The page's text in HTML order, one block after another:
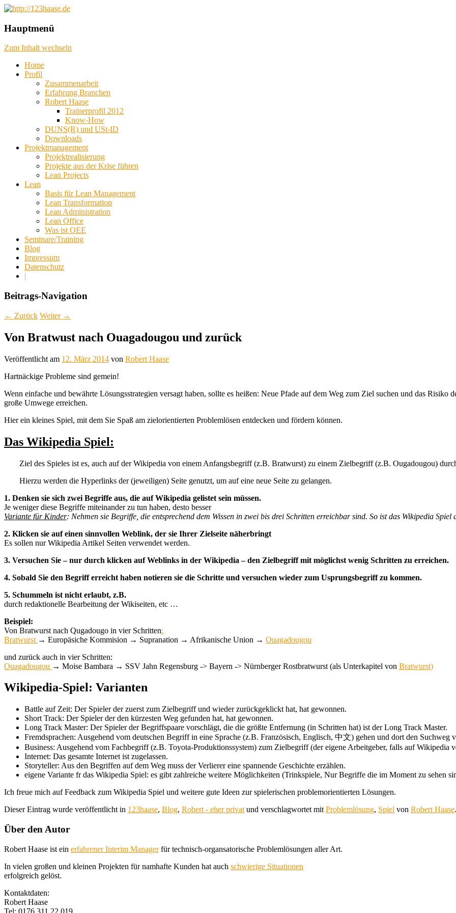
http://123haase.de
Hauptmenü
Zum Inhalt wechseln
Home
Profil
Zusammenarbeit
Erfahrung Branchen
Robert Haase
Trainerprofil 2012
Know-How
DUNS(R) und USt-ID
Downloads
Projektmanagement
Projektrealisierung
Projekte aus der Krise führen
Lean Projects
Lean
Basis für Lean Management
Lean Transformation
Lean Administration
Lean Office
Was ist OEE
Seminare/Training
Blog
Impressum
Datenschutz
|
Beitrags-Navigation
← Zurück Weiter →
Von Bratwust nach Ouagadougou und zurück
Veröffentlicht am 12. März 2014 von Robert Haase
Hartnäckige Probleme sind gemein!
Wenn einfache und bewährte Lösungsstrategien versagt haben, sollte es heißen: Neue Pfade auf dem Weg zum Ziel suchen und das
große Umwege erreichen.
Hier ein kleines Spiel, mit dem Sie Spaß am zielorientierten Problemlösen entdecken und fördern können.
Das Wikipedia Spiel:
Ziel des Spieles ist es, auch auf der Wikipedia von einem Anfangsbegriff (z.B. Bratwurst) zu einem Zielbegriff (z.B. Ougadougou)
Hierzu werden die Hyperlinks der (jeweiligen) Seite genutzt, um auf eine neue Seite zu gelangen.
1. Denken sie sich zwei Begriffe aus, die auf Wikipedia gelistet sein müssen.
Je weniger diese Begriffe miteinander zu tun haben, desto besser
Variante für Kinder: Nehmen sie Begriffe, die entsprechend dem Wissen in zwei bis drei Schritten erreichbar sind. So ist das Wikipedia Spiel
2. Klicken sie auf einen sinnvollen Weblink, der sie Ihrer Zielseite näherbringt
Es sollen nur Wikipedia Artikel Seiten verwendet werden.
3. Versuchen Sie – nur durch klicken auf Weblinks in der Wikipedia – den Zielbegriff mit möglichst wenig Schritten zu erreichen.
4. Sobald Sie den Begriff erreicht haben notieren sie die Schritte und versuchen wieder zum Usprungsbegriff zu kommen.
5. Schummeln ist nicht erlaubt, z.B.
durch redaktionelle Bearbeitung der Wikiseiten, etc …
Beispiel:
Von Bratwurst nach Qugadougo in vier Schritten:
Bratwurst → Europäsiche Kommision → Supranation → Afrikanische Union → Ouagadougou
und zurück auch in vier Schritten:
Ouagadougou → Moise Bambara → SSV Jahn Regensburg -> Bayern -> Nürnberger Rostbratwurst (als Unterkapitel von Bratwurst)
Wikipedia-Spiel: Varianten
Battle auf Zeit: Der Spieler der zuerst zum Zielbegriff und wieder zurückgeklickt hat, hat gewonnen.
Short Track: Der Spieler der den kürzesten Weg gefunden hat, hat gewonnen.
Long Track Master: Der Spieler der Begriffspaare vorschlägt, die die größte Entfernung (in Schritten hat) ist der Long Track Master.
Fremdsprachen: Ausgehend vom deutschen Begriff in eine Sprache (z.B. Französisch, Englisch, 中文) gehen und dort den Suchweg
Business: Ausgehend vom Fachbegriff (z.B. Toyota-Produktionssystem) zum Zielbegriff (der eigene Arbeitgeber, falls auf Wikipedia
Internet: Das gesamte Internet ist zugelassen.
Storyteller: Aus den Begriffen auf dem Weg muss der Verlierer eine spannende Geschichte erzählen.
eigene Variante fr das Wikipedia Spiel: es gibt zahlreiche weitere Möglichkeiten (Trinkspiele, Nur Begriffe die im Moment zu sehen
Ich freue mich auf Feedback zum Wikipedia Spiel und weitere gute Ideen zur spielerischen problemorientierten Lösungen.
Dieser Eintrag wurde veröffentlicht in 123haase, Blog, Robert - eher privat und verschlagwortet mit Problemlösung, Spiel von Robert Haase.
Über den Autor
Robert Haase ist ein erfahrener Interim Managerfür technisch-organsatorische Problemlösungen aller Art.
In vielen großen und kleinen Projekten für namhafte Kunden hat auch schwierige Situationen
erfolgreich gelöst.
Kontaktdaten:
Robert Haase
Tel: 0176 311 22 019